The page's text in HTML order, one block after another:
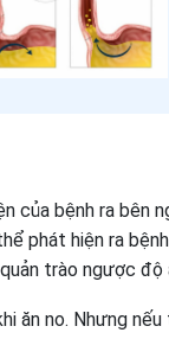
của bệnh ra bên
phát hiện ra
trào ngược độ
ăn no. Nhưng